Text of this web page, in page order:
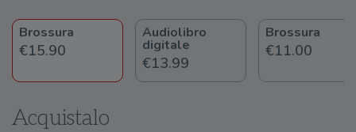
Brossura
€15.90
Audiolibro
digitale
€13.99
Brossura
€11.00
Acquistalo